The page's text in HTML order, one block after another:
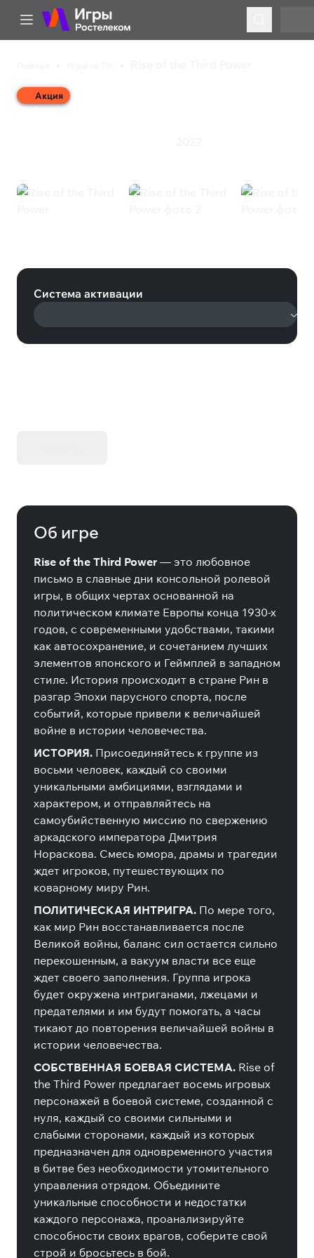
Акция
Rise of the Third Power
Система активации
Об игре
Rise of the Third Power — это любовное
письмо в славные дни консольной ролевой
игры, в общих чертах основанной на
политическом климате Европы конца 1930-х
годов, с современными удобствами, такими
как автосохранение, и сочетанием лучших
элементов японского и Геймплей в западном
стиле. История происходит в стране Рин в
разгар Эпохи парусного спорта, после
событий, которые привели к величайшей
войне в истории человечества.
ИСТОРИЯ. Присоединяйтесь к группе из
восьми человек, каждый со своими
уникальными амбициями, взглядами и
характером, и отправляйтесь на
самоубийственную миссию по свержению
аркадского императора Дмитрия
Нораскова. Смесь юмора, драмы и трагедии
ждет игроков, путешествующих по
коварному миру Рин.
ПОЛИТИЧЕСКАЯ ИНТРИГРА. По мере того,
как мир Рин восстанавливается после
Великой войны, баланс сил остается сильно
перекошенным, а вакуум власти все еще
ждет своего заполнения. Группа игрока
будет окружена интриганами, лжецами и
предателями и им будут помогать, а часы
тикают до повторения величайшей войны в
истории человечества.
СОБСТВЕННАЯ БОЕВАЯ СИСТЕМА. Rise of
the Third Power предлагает восемь игровых
персонажей в боевой системе, созданной с
нуля, каждый со своими сильными и
слабыми сторонами, каждый из которых
предназначен для одновременного участия
в битве без необходимости утомительного
управления отрядом. Объедините
уникальные способности и недостатки
каждого персонажа, проанализируйте
способности своих врагов, соберите свой
строй и бросьтесь в бой.